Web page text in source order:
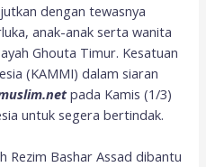
dengan tewasnya
anak-anak serta wanita
Ghouta Timur. Kesatuan
(KAMMI) dalam siaran
pada Kamis (1/3)
untuk segera bertindak.
Bashar Assad dibantu